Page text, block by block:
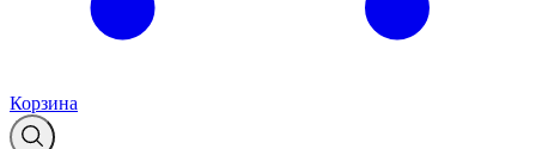
Корзина